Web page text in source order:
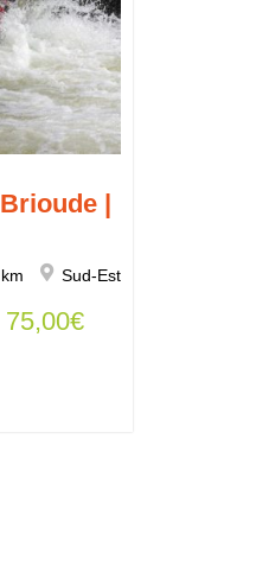
|
Sud-Est
75,00€